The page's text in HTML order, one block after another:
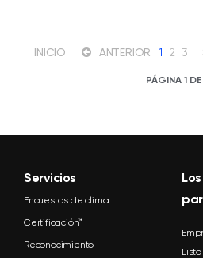
INICIO ANTERIOR 1 2 3
PÁGINA 1
Servicios
Encuestas de clima
Certificación™
Reconocimiento